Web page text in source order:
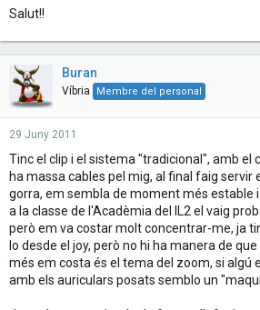
Salut!!
Buran
Víbria Membre del personal
29 Juny 2011
Tinc el clip i el sistema "tradicional", amb el
ha massa cables pel mig, al final faig servir
gorra, em sembla de moment més estable
a la classe de l'Acadèmia del IL2 el vaig
però em va costar molt concentrar-me, ja
lo desde el joy, però no hi ha manera de
més em costa és el tema del zoom, si algú
amb els auriculars posats semblo un